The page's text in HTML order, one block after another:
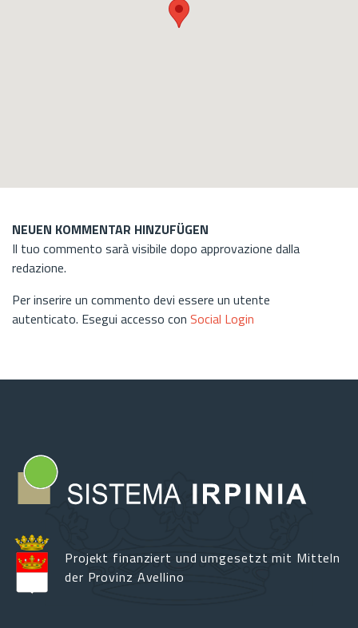
NEUEN KOMMENTAR HINZUFÜGEN
Il tuo commento sarà visibile dopo approvazione dalla
redazione.
Per inserire un commento devi essere un utente
autenticato. Esegui accesso con Social Login
Projekt finanziert und umgesetzt mit Mitteln
der Provinz Avellino